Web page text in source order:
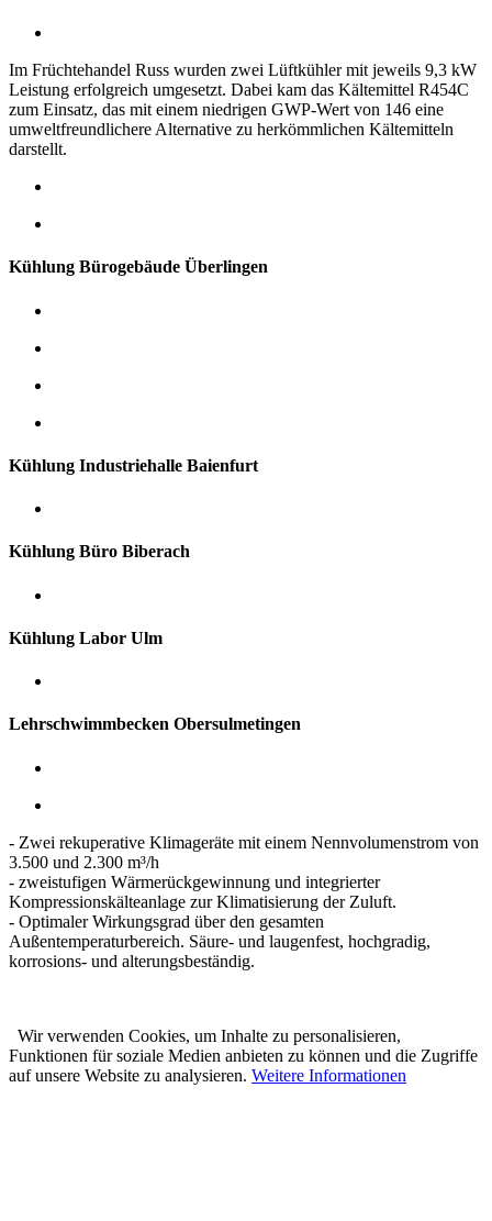
Im Früchtehandel Russ wurden zwei Lüftkühler mit jeweils 9,3 kW
Leistung erfolgreich umgesetzt. Dabei kam das Kältemittel R454C
zum Einsatz, das mit einem niedrigen GWP-Wert von 146 eine
umweltfreundlichere Alternative zu herkömmlichen Kältemitteln
darstellt.
Kühlung Bürogebäude Überlingen
Kühlung Industriehalle Baienfurt
Kühlung Büro Biberach
Kühlung Labor Ulm
Lehrschwimmbecken Obersulmetingen
- Zwei rekuperative Klimageräte mit einem Nennvolumenstrom von
3.500 und 2.300 m³/h
- zweistufigen Wärmerückgewinnung und integrierter
Kompressionskälteanlage zur Klimatisierung der Zuluft.
- Optimaler Wirkungsgrad über den gesamten
Außentemperaturbereich. Säure- und laugenfest, hochgradig,
korrosions- und alterungsbeständig.
Wir verwenden Cookies, um Inhalte zu personalisieren,
Funktionen für soziale Medien anbieten zu können und die Zugriffe
auf unsere Website zu analysieren. Weitere Informationen